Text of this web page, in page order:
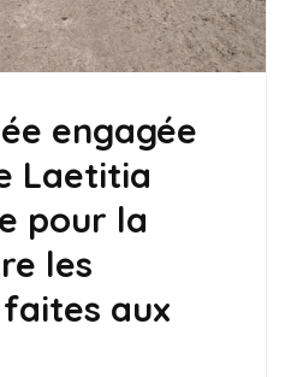
engagée
Laetitia
pour la
les
aux